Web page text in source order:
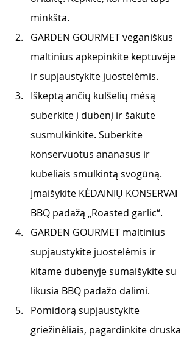
minkšta.
GARDEN GOURMET veganiškus
maltinius apkepinkite keptuvėje
ir supjaustykite juostelėmis.
Iškeptą ančių kulšelių mėsą
suberkite į dubenį ir šakute
susmulkinkite. Suberkite
konservuotus ananasus ir
kubeliais smulkintą svogūną.
Įmaišykite KĖDAINIŲ KONSERVAI
BBQ padažą „Roasted garlic“.
GARDEN GOURMET maltinius
supjaustykite juostelėmis ir
kitame dubenyje sumaišykite su
likusia BBQ padažo dalimi.
Pomidorą supjaustykite
griežinėliais, pagardinkite druska